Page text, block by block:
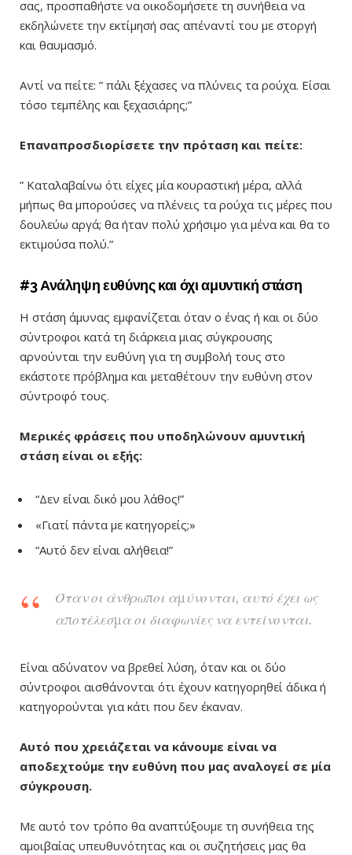
σας, προσπαθήστε να οικοδομήσετε τη συνήθεια να
εκδηλώνετε την εκτίμησή σας απέναντί του με στοργή
και θαυμασμό.
Αντί να πείτε: ” πάλι ξέχασες να πλύνεις τα ρούχα. Είσαι
τόσο τεμπέλης και ξεχασιάρης;”
Επαναπροσδιορίσετε την πρόταση και πείτε:
” Καταλαβαίνω ότι είχες μία κουραστική μέρα, αλλά
μήπως θα μπορούσες να πλένεις τα ρούχα τις μέρες που
δουλεύω αργά; θα ήταν πολύ χρήσιμο για μένα και θα το
εκτιμούσα πολύ.”
#3 Ανάληψη ευθύνης και όχι αμυντική στάση
Η στάση άμυνας εμφανίζεται όταν ο ένας ή και οι δύο
σύντροφοι κατά τη διάρκεια μιας σύγκρουσης
αρνούνται την ευθύνη για τη συμβολή τους στο
εκάστοτε πρόβλημα και μεταθέτουν την ευθύνη στον
σύντροφό τους.
Μερικές φράσεις που υποδηλώνουν αμυντική
στάση είναι οι εξής:
“Δεν είναι δικό μου λάθος!”
«Γιατί πάντα με κατηγορείς;»
“Αυτό δεν είναι αλήθεια!”
Όταν οι άνθρωποι αμύνονται, αυτό έχει ως
αποτέλεσμα οι διαφωνίες να εντείνονται.
Είναι αδύνατον να βρεθεί λύση, όταν και οι δύο
σύντροφοι αισθάνονται ότι έχουν κατηγορηθεί άδικα ή
κατηγορούνται για κάτι που δεν έκαναν.
Αυτό που χρειάζεται να κάνουμε είναι να
αποδεχτούμε την ευθύνη που μας αναλογεί σε μία
σύγκρουση.
Με αυτό τον τρόπο θα αναπτύξουμε τη συνήθεια της
αμοιβαίας υπευθυνότητας και οι συζητήσεις μας θα